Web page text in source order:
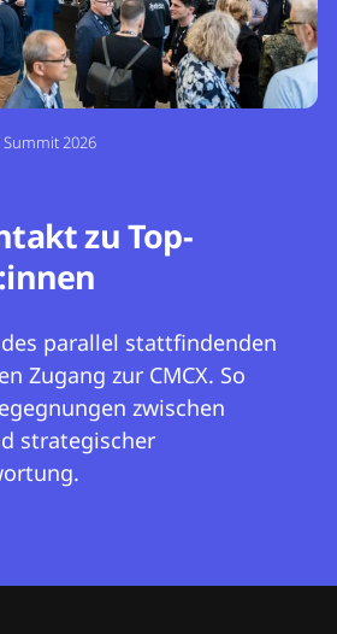
2026
zu Top-
parallel stattfindenden
Zugang zur CMCX. So
zwischen
strategischer